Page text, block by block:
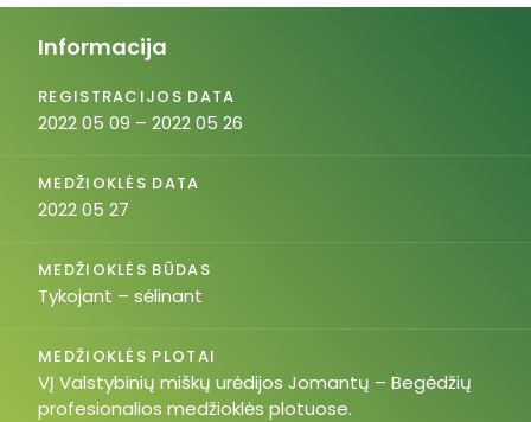
Informacija
REGISTRACIJOS DATA
2022 05 09 – 2022 05 26
MEDŽIOKLĖS DATA
2022 05 27
MEDŽIOKLĖS BŪDAS
Tykojant – sėlinant
MEDŽIOKLĖS PLOTAI
VĮ Valstybinių miškų urėdijos Jomantų – Begėdžių
profesionalios medžioklės plotuose.